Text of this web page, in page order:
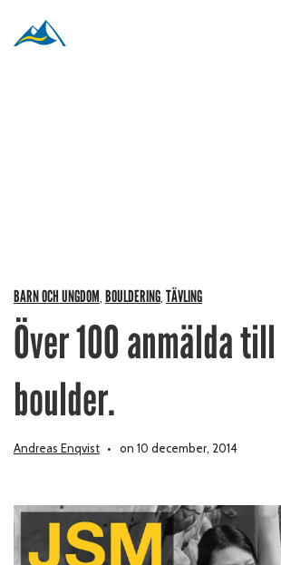
BARN OCH UNGDOM, BOULDERING, TÄVLING
Över 100 anmälda till
boulder.
Andreas Enqvist on 10 december, 2014